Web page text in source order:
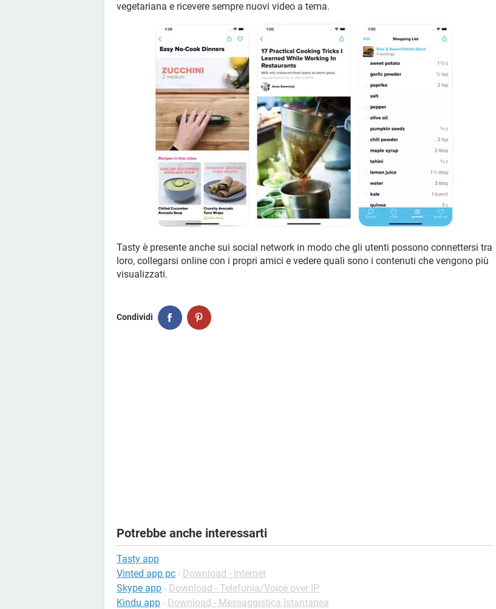
vegetariana e ricevere sempre nuovi video a tema.
Tasty è presente anche sui social network in modo che gli utenti possono connettersi tra
loro, collegarsi online con i propri amici e vedere quali sono i contenuti che vengono più
visualizzati.
Condividi
Potrebbe anche interessarti
Tasty app
Vinted app pc - Download - Internet
Skype app - Download - Telefonia/Voice over IP
Kindu app - Download - Messaggistica Istantanea